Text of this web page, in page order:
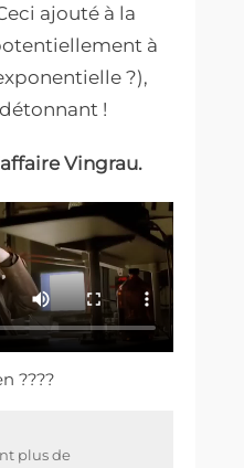
ajouté à la
à
?),
!
Vingrau.
????
plus de